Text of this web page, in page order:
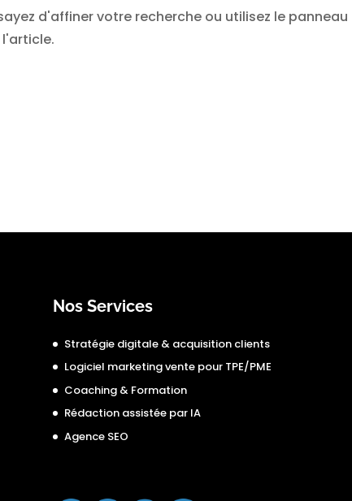
d'affiner votre recherche ou utilisez le panneau
Nos Services
Stratégie digitale & acquisition clients
Logiciel marketing vente pour TPE/PME
Coaching & Formation
Rédaction assistée par IA
Agence SEO